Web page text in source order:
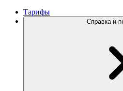
Тарифы
Справка и